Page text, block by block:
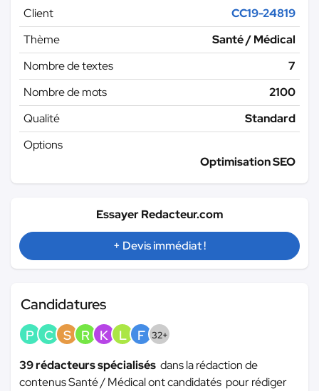
Client
CC19-24819
Thème
Santé / Médical
Nombre de textes
7
Nombre de mots
2100
Qualité
Standard
Options
Optimisation SEO
Essayer Redacteur.com
+ Devis immédiat !
Candidatures
P C S R K L F 32+
39 rédacteurs spécialisés dans la rédaction de
contenus Santé / Médical ont candidatés pour rédiger